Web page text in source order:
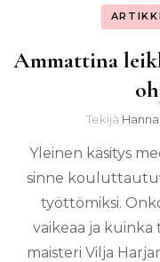
Ammattina
Tekijä
Yleinen käsitys
sinne
työttömiksi.
vaikeaa ja kuinka
maisteri Vilja